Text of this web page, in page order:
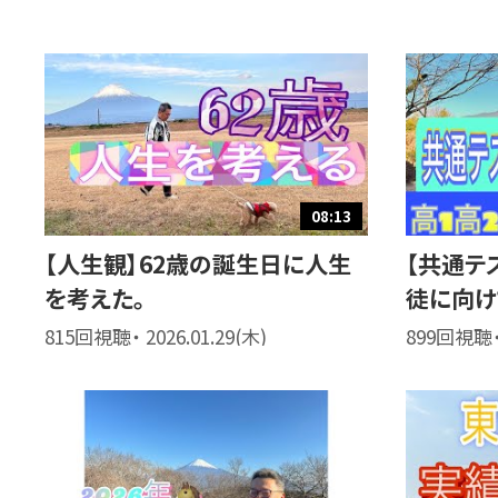
08:13
【人生観】62歳の誕生日に人生
を考えた。
815回視聴・ 2026.01.29(木)
【共通テ
徒に向け
899回視聴